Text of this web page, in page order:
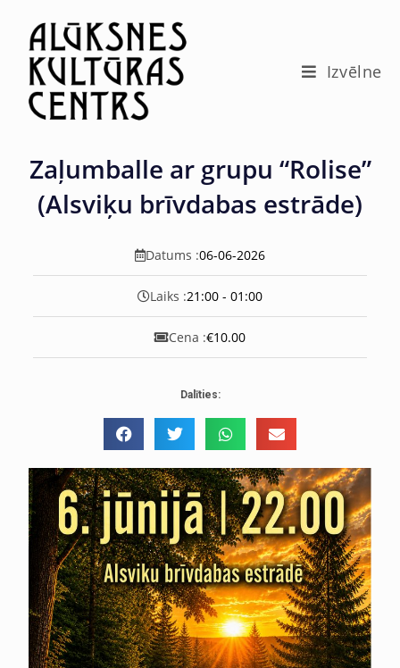
Izvēlne
Zaļumballe ar grupu “Rolise”
(Alsviķu brīvdabas estrāde)
Datums :06-06-2026
Laiks :21:00 - 01:00
Cena :€10.00
Dalīties: